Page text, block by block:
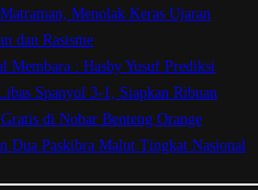
Menolak Keras Ujaran
dan Rasisme
Membara : Hasby Yusuf Prediksi
Spanyol 3-1, Siapkan Ribuan
Gratis di Nobar Benteng Orange
Dua Paskibra Malut Tingkat Nasional